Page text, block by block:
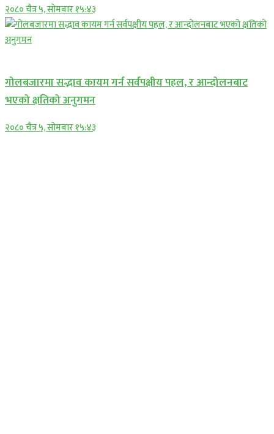
२०८० चैत्र ५, सोमबार १५:४३
गोलबजारमा सद्भाव कायम गर्न सर्वपक्षीय पहल, र आन्दोलनबाट
भएको क्षतिको अनुगमन
२०८० चैत्र ५, सोमबार १५:४३